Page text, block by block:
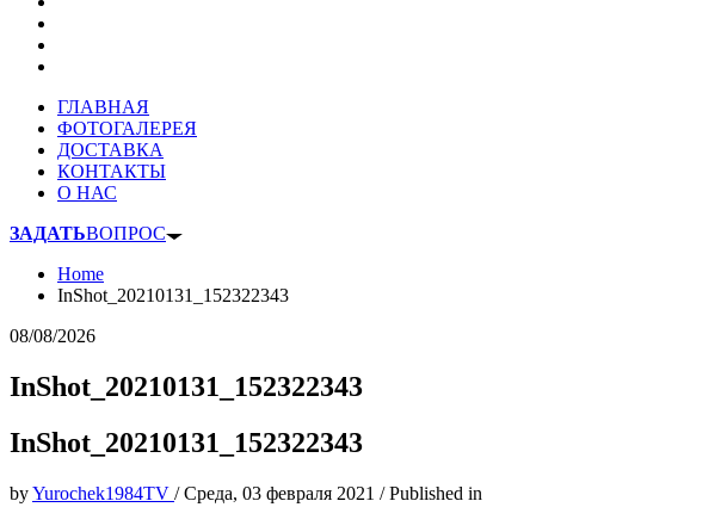
ГЛАВНАЯ
ФОТОГАЛЕРЕЯ
ДОСТАВКА
КОНТАКТЫ
О НАС
ЗАДАТЬВОПРОС
Home
InShot_20210131_152322343
08/08/2026
InShot_20210131_152322343
InShot_20210131_152322343
byYurochek1984TV /Среда, 03 февраля 2021 /Published in